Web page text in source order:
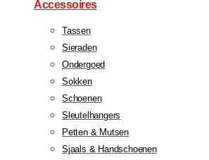
Accessoires
Tassen
Sieraden
Ondergoed
Sokken
Schoenen
Sleutelhangers
Petten & Mutsen
Sjaals & Handschoenen